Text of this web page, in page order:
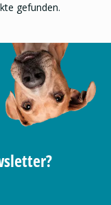
gefunden.